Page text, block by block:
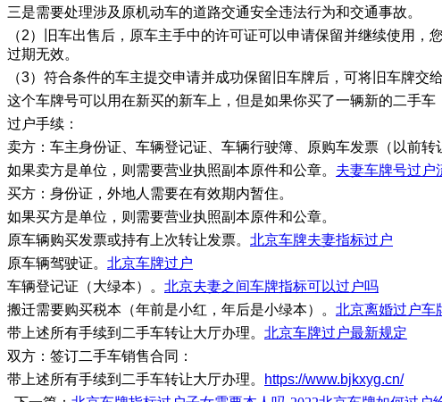
三是需要处理涉及原机动车的道路交通安全违法行为和交通事故。
（2）旧车出售后，原车主手中的许可证可以申请保留并继续使用
过期无效。
（3）符合条件的车主提交申请并成功保留旧车牌后，可将旧车牌
这个车牌号可以用在新买的新车上，但是如果你买了一辆新的二手
过户手续：
卖方：车主身份证、车辆登记证、车辆行驶簿、原购车发票（以前转
如果卖方是单位，则需要营业执照副本原件和公章。 夫妻车牌号过户
买方：身份证，外地人需要在有效期内暂住。
如果买方是单位，则需要营业执照副本原件和公章。
原车辆购买发票或持有上次转让发票。 北京车牌夫妻指标过户
原车辆驾驶证。 北京车牌过户
车辆登记证（大绿本）。 北京夫妻之间车牌指标可以过户吗
搬迁需要购买税本（年前是小红，年后是小绿本）。 北京离婚过户车
带上述所有手续到二手车转让大厅办理。 北京车牌过户最新规定
双方：签订二手车销售合同：
带上述所有手续到二手车转让大厅办理。
https://www.bjkxyg.cn/